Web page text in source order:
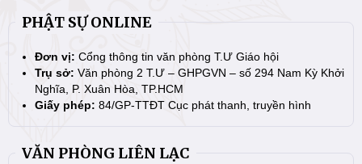
PHẬT SỰ ONLINE
Đơn vị: Cổng thông tin văn phòng T.Ư Giáo hội
Trụ sở: Văn phòng 2 T.Ư – GHPGVN – số 294 Nam Kỳ Khởi
Nghĩa, P. Xuân Hòa, TP.HCM
Giấy phép: 84/GP-TTĐT Cục phát thanh, truyền hình
VĂN PHÒNG LIÊN LẠC